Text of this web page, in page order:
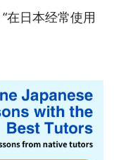
在日本经常使用